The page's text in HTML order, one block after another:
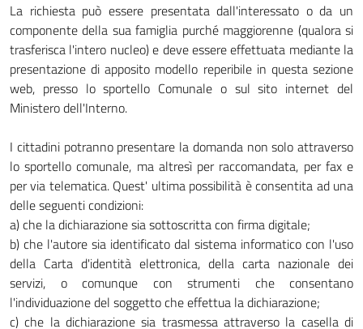
La richiesta può essere presentata dall'interessato o da un
componente della sua famiglia purché maggiorenne (qualora si
trasferisca l'intero nucleo) e deve essere effettuata mediante la
presentazione di apposito modello reperibile in questa sezione
web, presso lo sportello Comunale o sul sito internet del
Ministero dell'Interno.
I cittadini potranno presentare la domanda non solo attraverso
lo sportello comunale, ma altresì per raccomandata, per fax e
per via telematica. Quest' ultima possibilità è consentita ad una
delle seguenti condizioni:
a) che la dichiarazione sia sottoscritta con firma digitale;
b) che l'autore sia identificato dal sistema informatico con l'uso
della Carta d'identità elettronica, della carta nazionale dei
servizi, o comunque con strumenti che consentano
l'individuazione del soggetto che effettua la dichiarazione;
c) che la dichiarazione sia trasmessa attraverso la casella di